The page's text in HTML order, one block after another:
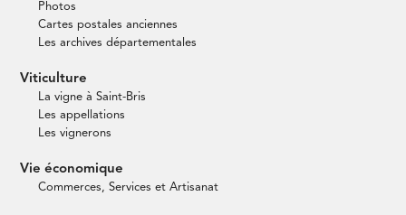
Photos
Cartes postales anciennes
Les archives départementales
Viticulture
La vigne à Saint-Bris
Les appellations
Les vignerons
Vie économique
Commerces, Services et Artisanat